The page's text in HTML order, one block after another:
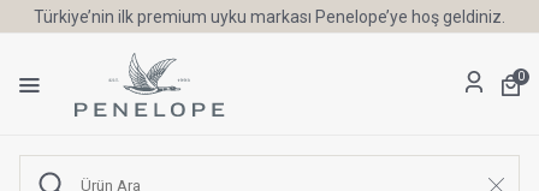
Türkiye’nin ilk premium uyku markası Penelope’ye hoş geldiniz.
0